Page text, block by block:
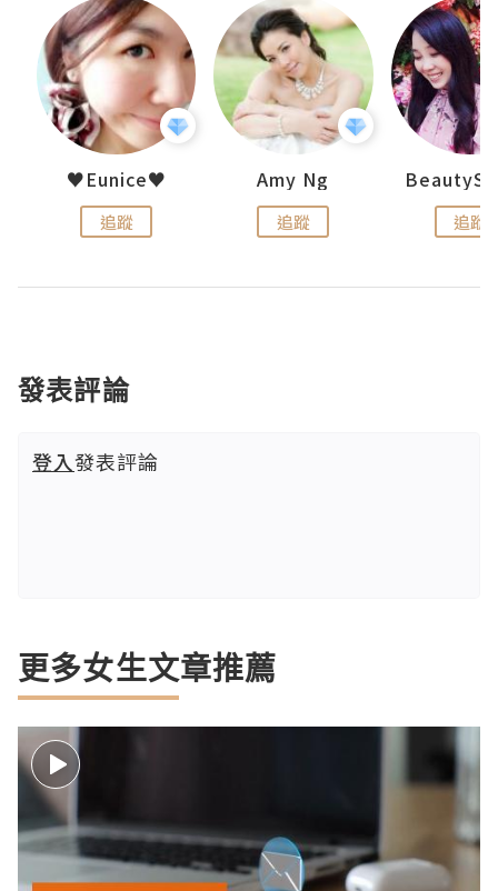
♥Eunice♥
追蹤
Amy Ng
追蹤 追蹤
發表評論
登入發表評論
更多女生文章推薦